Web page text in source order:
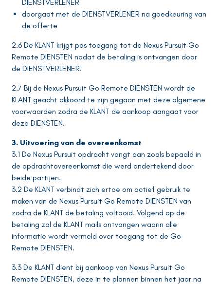
DIENSTVERLENER
doorgaat met de DIENSTVERLENER na goedkeuring van
de offerte
2.6 De KLANT krijgt pas toegang tot de Nexus Pursuit Go
Remote DIENSTEN nadat de betaling is ontvangen door
de DIENSTVERLENER.
2.7 Bij de Nexus Pursuit Go Remote DIENSTEN wordt de
KLANT geacht akkoord te zijn gegaan met deze algemene
voorwaarden zodra de KLANT de aankoop aangaat voor
deze DIENSTEN.
3. Uitvoering van de overeenkomst
3.1 De Nexus Pursuit opdracht vangt aan zoals bepaald in
de opdrachtovereenkomst die werd ondertekend door
beide partijen.
3.2 De KLANT verbindt zich ertoe om actief gebruik te
maken van de Nexus Pursuit Go Remote DIENSTEN van
zodra de KLANT de betaling voltooid. Volgend op de
betaling zal de KLANT mails ontvangen waarin alle
informatie wordt vermeld over toegang tot de Go
Remote DIENSTEN.
3.3 De KLANT dient bij aankoop van Nexus Pursuit Go
Remote DIENSTEN, deze in te plannen binnen het jaar na